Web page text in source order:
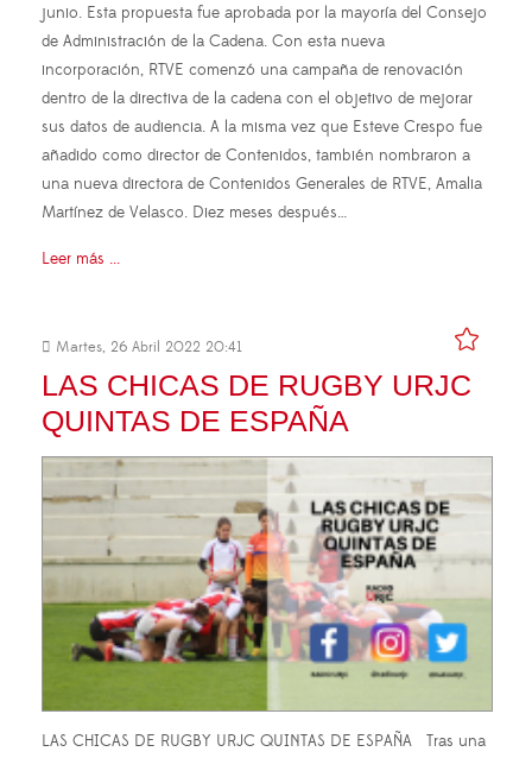
junio. Esta propuesta fue aprobada por la mayoría del Consejo
de Administración de la Cadena. Con esta nueva
incorporación, RTVE comenzó una campaña de renovación
dentro de la directiva de la cadena con el objetivo de mejorar
sus datos de audiencia. A la misma vez que Esteve Crespo fue
añadido como director de Contenidos, también nombraron a
una nueva directora de Contenidos Generales de RTVE, Amalia
Martínez de Velasco. Diez meses después…
Leer más ...
Martes, 26 Abril 2022 20:41
LAS CHICAS DE RUGBY URJC
QUINTAS DE ESPAÑA
LAS CHICAS DE RUGBY URJC QUINTAS DE ESPAÑA Tras una